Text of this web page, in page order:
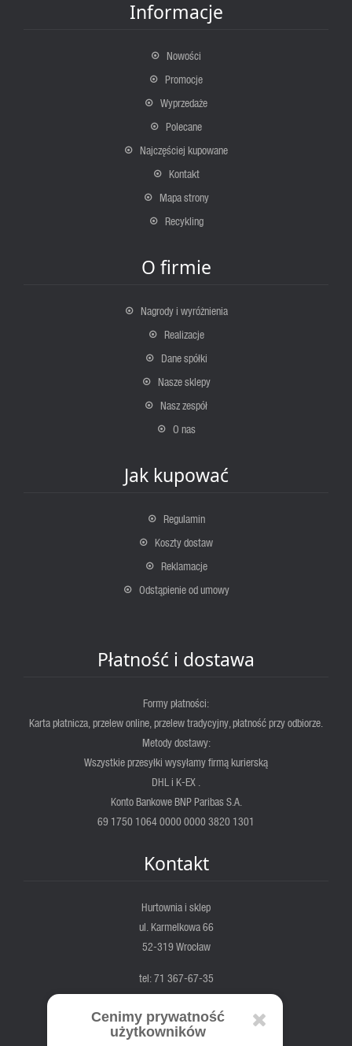
Informacje
Nowości
Promocje
Wyprzedaże
Polecane
Najczęściej kupowane
Kontakt
Mapa strony
Recykling
O firmie
Nagrody i wyróżnienia
Realizacje
Dane spółki
Nasze sklepy
Nasz zespół
O nas
Jak kupować
Regulamin
Koszty dostaw
Reklamacje
Odstąpienie od umowy
Płatność i dostawa
Formy płatności:
Karta płatnicza, przelew online, przelew tradycyjny, płatność przy odbiorze.
Metody dostawy:
Wszystkie przesyłki wysyłamy firmą kurierską
DHL i K-EX .
Konto Bankowe BNP Paribas S.A.
69 1750 1064 0000 0000 3820 1301
Kontakt
Hurtownia i sklep
ul. Karmelkowa 66
52-319 Wrocław
tel: 71 367-67-35
fortis@fortis.wroc.pl
pn-pt. 7:00 - 17:00
sob. 8:00 - 14:00
Cenimy prywatność
użytkowników